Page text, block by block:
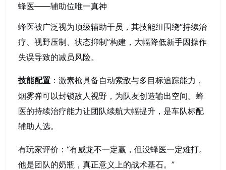
蜂医——辅助位唯一真神
蜂医被广泛视为顶级辅助干员，其技能组围绕“持续治
疗、视野压制、状态抑制”构建，大幅降低新手因操作
失误导致的减员风险。
技能配置 ：激素枪具备自动索敌与多目标追踪能力，
烟雾弹可以封锁敌人视野，为队友创造输出空间。蜂
医的持续治疗能力让团队续航大幅提升，是车队标配
辅助人选。
有玩家评价：“有威龙不一定赢，但没蜂医一定难打。
他是团队的奶瓶，真正意义上的战术基石。”